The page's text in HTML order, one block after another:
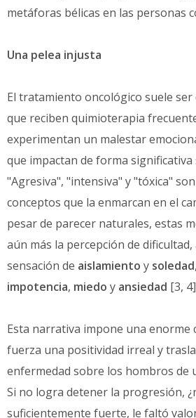
metáforas bélicas en las personas
Una pelea injusta
El tratamiento oncológico suele ser
que reciben quimioterapia
experimentan un malestar
que impactan de forma significativa
"Agresiva", "intensiva" y "tóxica"
conceptos que la enmarcan en el
pesar de parecer naturales, estas
aún más la percepción de
sensación de aislamiento y soledad
impotencia, miedo y ansiedad [3,
Esta narrativa impone una enorme
fuerza una positividad irreal y
enfermedad sobre los hombros de
Si no logra detener la progresión,
suficientemente fuerte, le faltó